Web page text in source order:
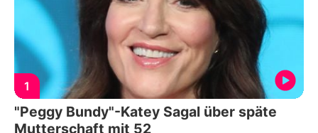
1
"Peggy Bundy"-Katey Sagal über späte
Mutterschaft mit 52